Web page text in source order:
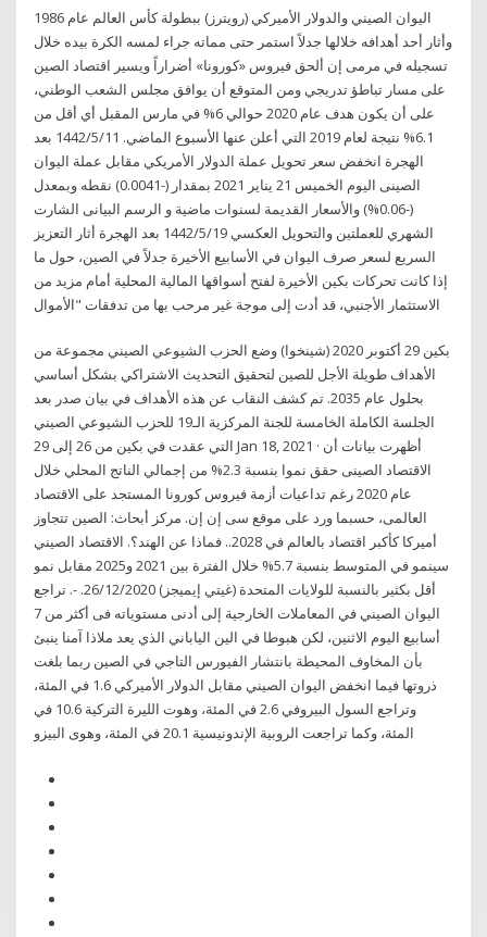
اليوان الصيني والدولار الأميركي (رويترز) ببطولة كأس العالم عام 1986
وأثار أحد أهدافه خلالها جدلاً استمر حتى مماته جراء لمسه الكرة بيده خلال
تسجيله في مرمى إن ألحق فيروس «كورونا» أضراراً ويسير اقتصاد الصين
على مسار تباطؤ تدريجي ومن المتوقع أن يوافق مجلس الشعب الوطني،
على أن يكون هدف عام 2020 حوالي 6% في مارس المقبل أي أقل من
6.1% نتيجة لعام 2019 التي أعلن عنها الأسبوع الماضي. 11‏‏/5‏‏/1442 بعد
الهجرة انخفض سعر تحويل عملة الدولار الأمريكي مقابل عملة اليوان
الصينى اليوم الخميس 21 يناير 2021 بمقدار (-0.0041) نقطه وبمعدل
(-0.06%) والأسعار القديمة لسنوات ماضية و الرسم البيانى الشارت
الشهري للعملتين والتحويل العكسي 19‏‏/5‏‏/1442 بعد الهجرة أثار التعزيز
السريع لسعر صرف اليوان في الأسابيع الأخيرة جدلاً في الصين، حول ما
إذا كانت تحركات بكين الأخيرة لفتح أسواقها المالية المحلية أمام مزيد من
الاستثمار الأجنبي، قد أدت إلى موجة غير مرحب بها من تدفقات "الأموال
بكين 29 أكتوبر 2020 (شينخوا) وضع الحزب الشيوعي الصيني مجموعة من
الأهداف طويلة الأجل للصين لتحقيق التحديث الاشتراكي بشكل أساسي
بحلول عام 2035. تم كشف النقاب عن هذه الأهداف في بيان صدر بعد
الجلسة الكاملة الخامسة للجنة المركزية الـ19 للحزب الشيوعي الصيني
التي عقدت في بكين من 26 إلى 29 Jan 18, 2021 · أظهرت بيانات أن
الاقتصاد الصينى حقق نموا بنسبة 2.3% من إجمالي الناتج المحلي خلال
عام 2020 رغم تداعيات أزمة فيروس كورونا المستجد على الاقتصاد
العالمى، حسبما ورد على موقع سى إن إن. مركز أبحاث: الصين تتجاوز
أميركا كأكبر اقتصاد بالعالم في 2028.. فماذا عن الهند؟. الاقتصاد الصيني
سينمو في المتوسط بنسبة 5.7% خلال الفترة بين 2021 و2025 مقابل نمو
أقل بكثير بالنسبة للولايات المتحدة (غيتي إيميجز) 26/12/2020. -. تراجع
اليوان الصيني في المعاملات الخارجية إلى أدنى مستوياته فى أكثر من 7
أسابيع اليوم الاثنين، لكن هبوطا في الين الياباني الذي يعد ملاذا آمنا ينبئ
بأن المخاوف المحيطة بانتشار الفيورس التاجي في الصين ربما بلغت
ذروتها فيما انخفض اليوان الصيني مقابل الدولار الأميركي 1.6 في المئة،
وتراجع السول البيروفي 2.6 في المئة، وهوت الليرة التركية 10.6 في
المئة، وكما تراجعت الروبية الإندونيسية 20.1 في المئة، وهوى البيزو